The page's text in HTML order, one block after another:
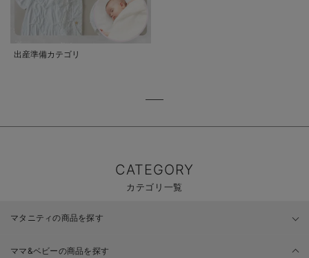
出産準備カテゴリ
CATEGORY
カテゴリ一覧
マタニティの商品を探す
ママ&ベビーの商品を探す